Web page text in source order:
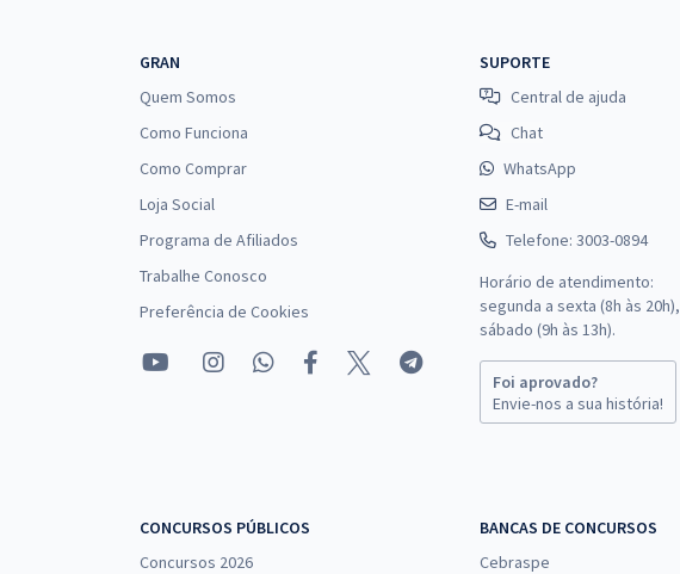
GRAN
Quem Somos
Como Funciona
Como Comprar
Loja Social
Programa de Afiliados
Trabalhe Conosco
Preferência de Cookies
SUPORTE
Central de ajuda
Chat
WhatsApp
E-mail
Telefone: 3003-0894
Horário de atendimento:
segunda a sexta (8h às 20h),
sábado (9h às 13h).
Foi aprovado?
Envie-nos a sua história!
CONCURSOS PÚBLICOS
Concursos 2026
BANCAS DE CONCURSOS
Cebraspe